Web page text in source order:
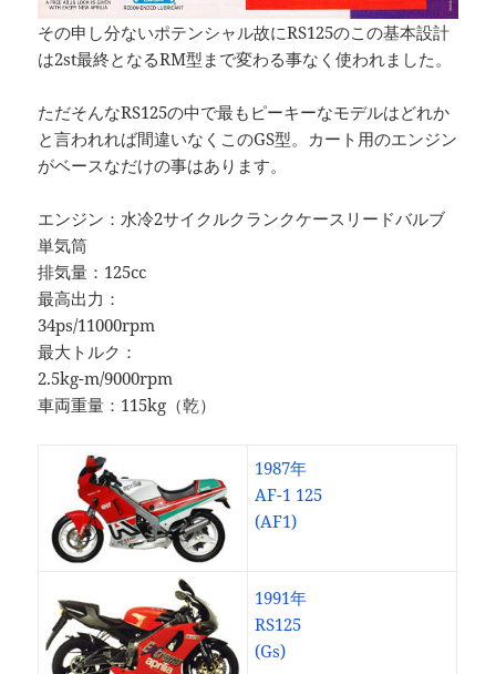
その申し分ないポテンシャル故にRS125のこの基本設計
は2st最終となるRM型まで変わる事なく使われました。
ただそんなRS125の中で最もピーキーなモデルはどれか
と言われれば間違いなくこのGS型。カート用のエンジン
がベースなだけの事はあります。
エンジン：水冷2サイクルクランクケースリードバルブ
単気筒
排気量：125cc
最高出力：
34ps/11000rpm
最大トルク：
2.5kg-m/9000rpm
車両重量：115kg（乾）
1987年
AF-1 125
(AF1)
1991年
RS125
(Gs)